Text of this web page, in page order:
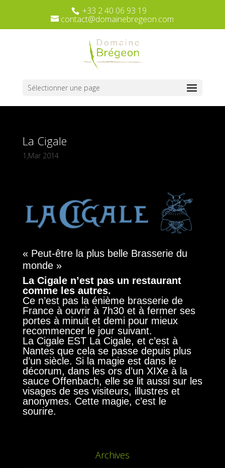
+33 2 40 06 93 19
contact@domainebregeon.com
Sélectionner une page
La Cigale
1,Mar 2014
« Peut-être la plus belle Brasserie du
monde »
La Cigale n’est pas un restaurant
comme les autres.
Ce n’est pas la énième brasserie de
France à ouvrir à 7h30 et à fermer ses
portes à minuit et demi pour mieux
recommencer le jour suivant.
La Cigale EST La Cigale, et c’est à
Nantes que cela se passe depuis plus
d’un siècle. Si la magie est dans le
décorum, dans les ors d’un XIXe à la
sauce Offenbach, elle se lit aussi sur les
visages de ses visiteurs, illustres et
anonymes. Cette magie, c’est le
sourire.
Archives